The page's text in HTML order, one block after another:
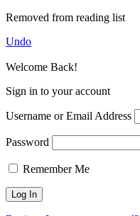
Removed from reading list
Undo
Welcome Back!
Sign in to your account
Username or Email Address
Password
Remember Me